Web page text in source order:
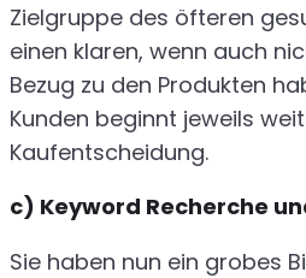
Zielgruppe des öfteren
einen klaren, wenn auch
Bezug zu den Produkten
Kunden beginnt jeweils
Kaufentscheidung.
c) Keyword Recherche
Sie haben nun ein grobes